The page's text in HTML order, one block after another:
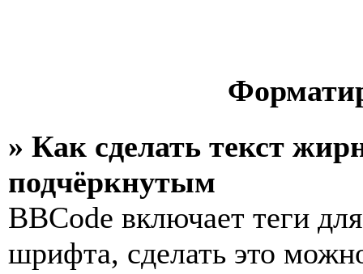
» Как сделать текст
подчёркнутым
BBCode включает теги
шрифта, сделать это